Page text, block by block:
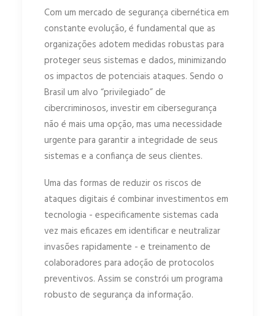
Com um mercado de segurança cibernética em
constante evolução, é fundamental que as
organizações adotem medidas robustas para
proteger seus sistemas e dados, minimizando
os impactos de potenciais ataques. Sendo o
Brasil um alvo “privilegiado” de
cibercriminosos, investir em cibersegurança
não é mais uma opção, mas uma necessidade
urgente para garantir a integridade de seus
sistemas e a confiança de seus clientes.
Uma das formas de reduzir os riscos de
ataques digitais é combinar investimentos em
tecnologia - especificamente sistemas cada
vez mais eficazes em identificar e neutralizar
invasões rapidamente - e treinamento de
colaboradores para adoção de protocolos
preventivos. Assim se constrói um programa
robusto de segurança da informação.